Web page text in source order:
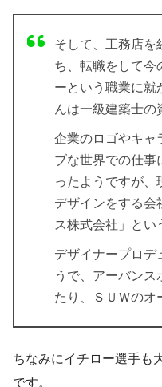
そして、工務店を
ち、転職をして今
ーという職業に就
んは一級建築士の
企業のロゴやキャ
ブな世界での仕事
ったようですが、
デザインをする会
ス株式会社 」とい
デザイナープロデ
うで、アーバンス
たり、ＳＵＷのオ
ちなみにイチロー選手も
です。